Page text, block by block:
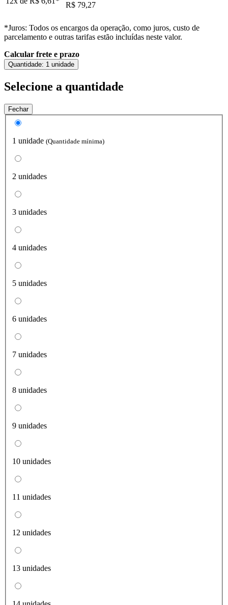
R$ 79,27
*Juros: Todos os encargos da operação, como juros, custo de
parcelamento e outras tarifas estão incluídas neste valor.
Calcular frete e prazo
Quantidade: 1 unidade
Selecione a quantidade
Fechar
1 unidade (Quantidade mínima)
2 unidades
3 unidades
4 unidades
5 unidades
6 unidades
7 unidades
8 unidades
9 unidades
10 unidades
11 unidades
12 unidades
13 unidades